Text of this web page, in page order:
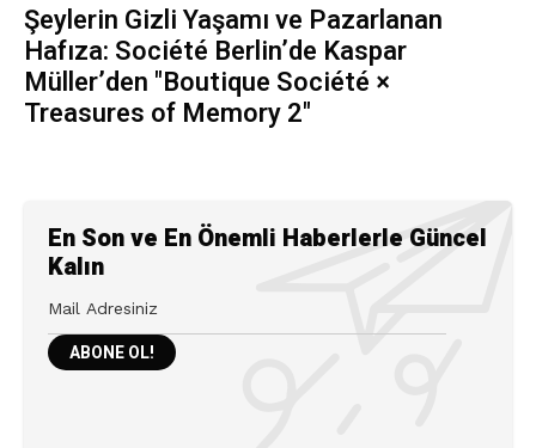
Şeylerin Gizli Yaşamı ve Pazarlanan
Hafıza: Société Berlin’de Kaspar
Müller’den "Boutique Société ×
Treasures of Memory 2"
En Son ve En Önemli Haberlerle Güncel
Kalın